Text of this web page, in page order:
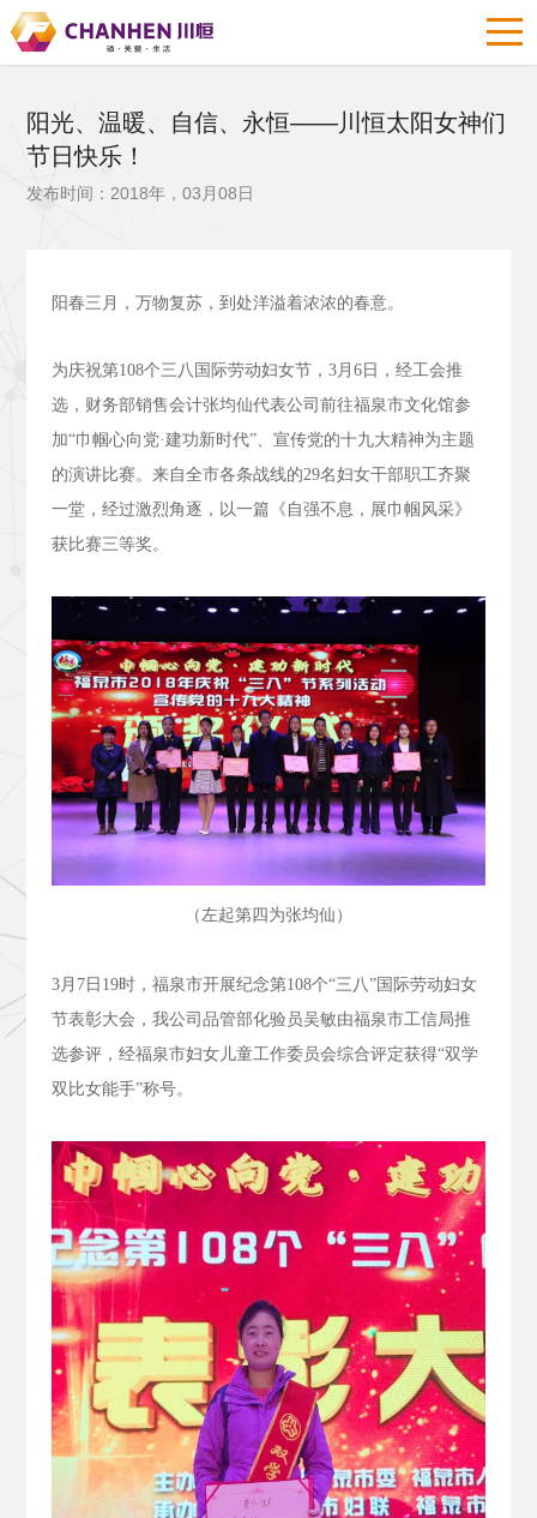
阳光、温暖、自信、永恒——川恒太阳女神们
节日快乐！
发布时间：2018年，03月08日
阳春三月，万物复苏，到处洋溢着浓浓的春意。
为庆祝第108个三八国际劳动妇女节， 3月 6日，经工会推
选，财务部销售会计张均仙代表公司前往福泉市文化馆参
加“巾帼心向党·建功新时代”、宣传党的十九大精神为主题
的演讲比赛。来自全市各条战线的29名妇女干部职工齐聚
一堂，经过激烈角逐，以一篇《自强不息，展巾帼风采》
获比赛三等奖。
（左起第四为张均仙）
3月 7日 19时，福泉市开展纪念第108个“三八”国际劳动妇女
节表彰大会，我公司品管部化验员吴敏由福泉市工信局推
选参评，经福泉市妇女儿童工作委员会综合评定获得“双学
双比女能手”称号。